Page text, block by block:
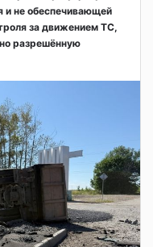
и не обеспечивающей
за движением ТС,
разрешённую